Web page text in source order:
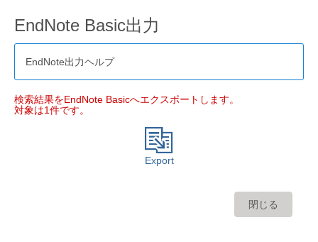
EndNote Basic出力
EndNote出力ヘルプ
検索結果をEndNote Basicへエクスポートします。
対象は1件です。
Export